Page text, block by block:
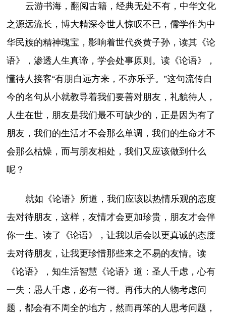
云游书海，翻阅古籍，经典无处不有，中华文化
之源远流长，博大精深令世人惊叹不已，儒学作为中
华民族的精神瑰宝，影响着世代炎黄子孙，读其《论
语》，渗透人生真谛，学会处事原则。读《论语》，
懂待人接客“有朋自远方来，不亦乐乎。”这句流传自
今的名句从小就教导着我们要善对朋友，礼貌待人，
人生在世，朋友是我们最不可缺少的，正是因为有了
朋友，我们的生活才不会那么单调，我们的生命才不
会那么枯燥，而与朋友相处，我们又应该做到什么
呢？
就如《论语》所道，我们应该以热情乐观的态度
去对待朋友，这样，友情才会更加珍贵，朋友才会伴
你一生。读了《论语》，让我以后会以更真诚的态度
去对待朋友，让我更珍惜那些来之不易的友情。读
《论语》，知生活智慧《论语》道：圣人千虑，心有
一失；愚人千虑，必有一得。再伟大的人物考虑问
题，都会有不周全的地方，然而再笨的人思考问题，